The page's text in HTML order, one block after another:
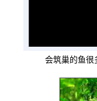
会筑巢的鱼很